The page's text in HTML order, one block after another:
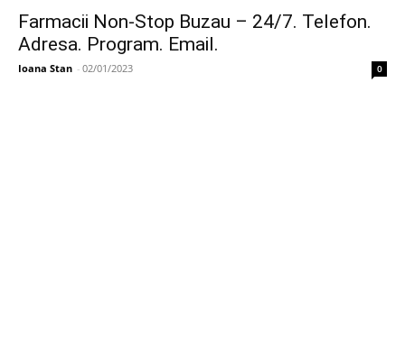
Farmacii Non-Stop Buzau – 24/7. Telefon.
Adresa. Program. Email.
Ioana Stan - 02/01/2023 0